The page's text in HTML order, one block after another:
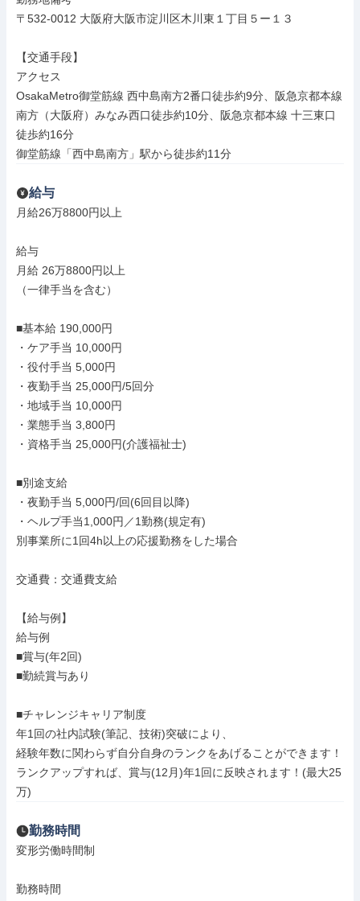
〒532-0012 大阪府大阪市淀川区木川東１丁目５ー１３
【交通手段】
アクセス
OsakaMetro御堂筋線 西中島南方2番口徒歩約9分、阪急京都本線
南方（大阪府）みなみ西口徒歩約10分、阪急京都本線 十三東口
徒歩約16分
御堂筋線「西中島南方」駅から徒歩約11分
給与
月給26万8800円以上
給与
月給 26万8800円以上
（一律手当を含む）
■基本給 190,000円
・ケア手当 10,000円
・役付手当 5,000円
・夜勤手当 25,000円/5回分
・地域手当 10,000円
・業態手当 3,800円
・資格手当 25,000円(介護福祉士)
■別途支給
・夜勤手当 5,000円/回(6回目以降)
・ヘルプ手当1,000円／1勤務(規定有)
別事業所に1回4h以上の応援勤務をした場合
交通費：交通費支給
【給与例】
給与例
■賞与(年2回)
■勤続賞与あり
■チャレンジキャリア制度
年1回の社内試験(筆記、技術)突破により、
経験年数に関わらず自分自身のランクをあげることができます！
ランクアップすれば、賞与(12月)年1回に反映されます！(最大25
万)
勤務時間
変形労働時間制
勤務時間